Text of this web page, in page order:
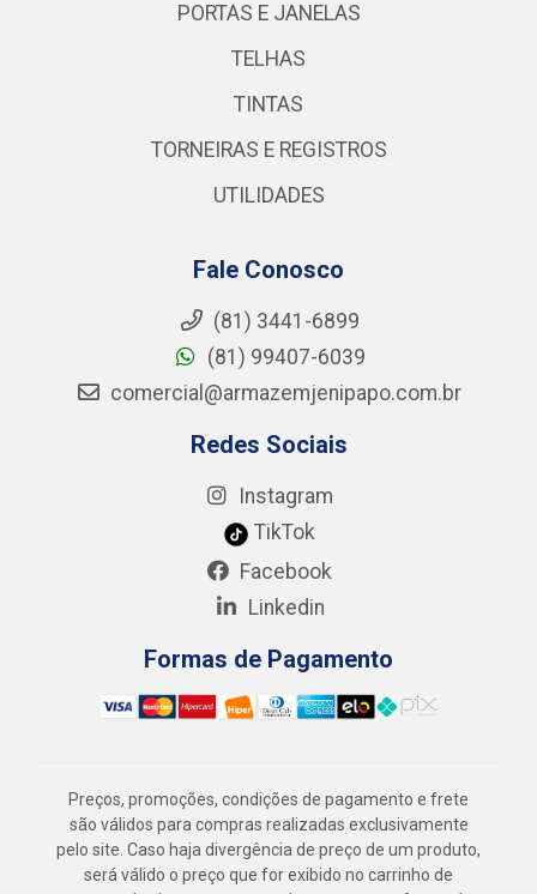
PORTAS E JANELAS
TELHAS
TINTAS
TORNEIRAS E REGISTROS
UTILIDADES
Fale Conosco
(81) 3441-6899
(81) 99407-6039
comercial@armazemjenipapo.com.br
Redes Sociais
Instagram
TikTok
Facebook
Linkedin
Formas de Pagamento
Preços, promoções, condições de pagamento e frete
são válidos para compras realizadas exclusivamente
pelo site. Caso haja divergência de preço de um produto,
será válido o preço que for exibido no carrinho de